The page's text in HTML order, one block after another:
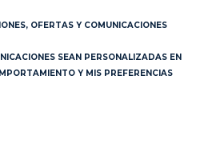
OFERTAS Y COMUNICACIONES
SEAN PERSONALIZADAS EN
Y MIS PREFERENCIAS